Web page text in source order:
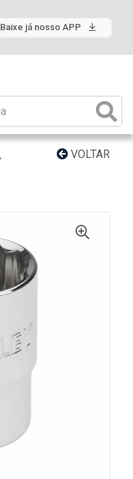
Baixe já nosso APP
VOLTAR